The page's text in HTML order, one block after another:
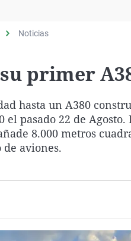
ViudaNavarra
Noticias
primer
hasta un A380
pasado 22 de
8.000 metros
aviones.